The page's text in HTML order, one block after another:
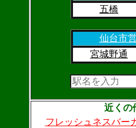
五橋
仙台市
宮城野通
近くの
フレッシュネスバ